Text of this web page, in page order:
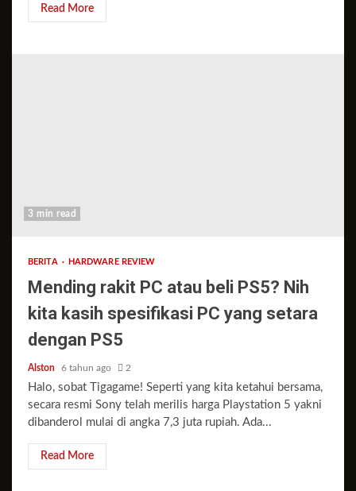
Read More
3 min read
BERITA HARDWARE REVIEW
Mending rakit PC atau beli PS5? Nih
kita kasih spesifikasi PC yang setara
dengan PS5
Alston 6 tahun ago 2
Halo, sobat Tigagame! Seperti yang kita ketahui bersama,
secara resmi Sony telah merilis harga Playstation 5 yakni
dibanderol mulai di angka 7,3 juta rupiah. Ada...
Read More